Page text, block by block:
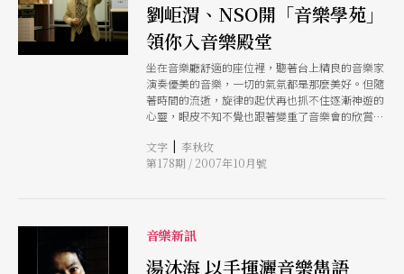
釋他個人對鄉愁的感觸。詩意般的色彩與充滿哲思
的琴聲，將在簡文彬的帶領下，悠悠地向您吐露淒
美之情。（李秋玫）
劉岠渭、NSO開「音樂學苑」
領你入音樂殿堂
坐在音樂廳舒適的座位裡，聽著台上精良的音樂家
演奏優美的音樂，一切的氣氛都是那麼美好。但隨
著時間的流逝，旋律的起伏再也抓不住逐漸神遊的
心靈，眼皮不知不覺也跟著變重了音樂會的欣賞其
如就交給專家來替您指路吧！ 一九六○年由指揮
家伯恩斯坦所推出的「青少年音樂入門音樂會」系
樂季內，將首邀「音樂傳教士」劉岠渭教授親臨音
樂廳，以嶄新的「音樂學苑」系列登場。跨年度的
系列包括了各三場從古典到浪漫時期經典室內樂，
文字 | 李秋玫
第178期 / 2007年10月號
音樂新訊
湯沐海 以手揮灑音樂雋語